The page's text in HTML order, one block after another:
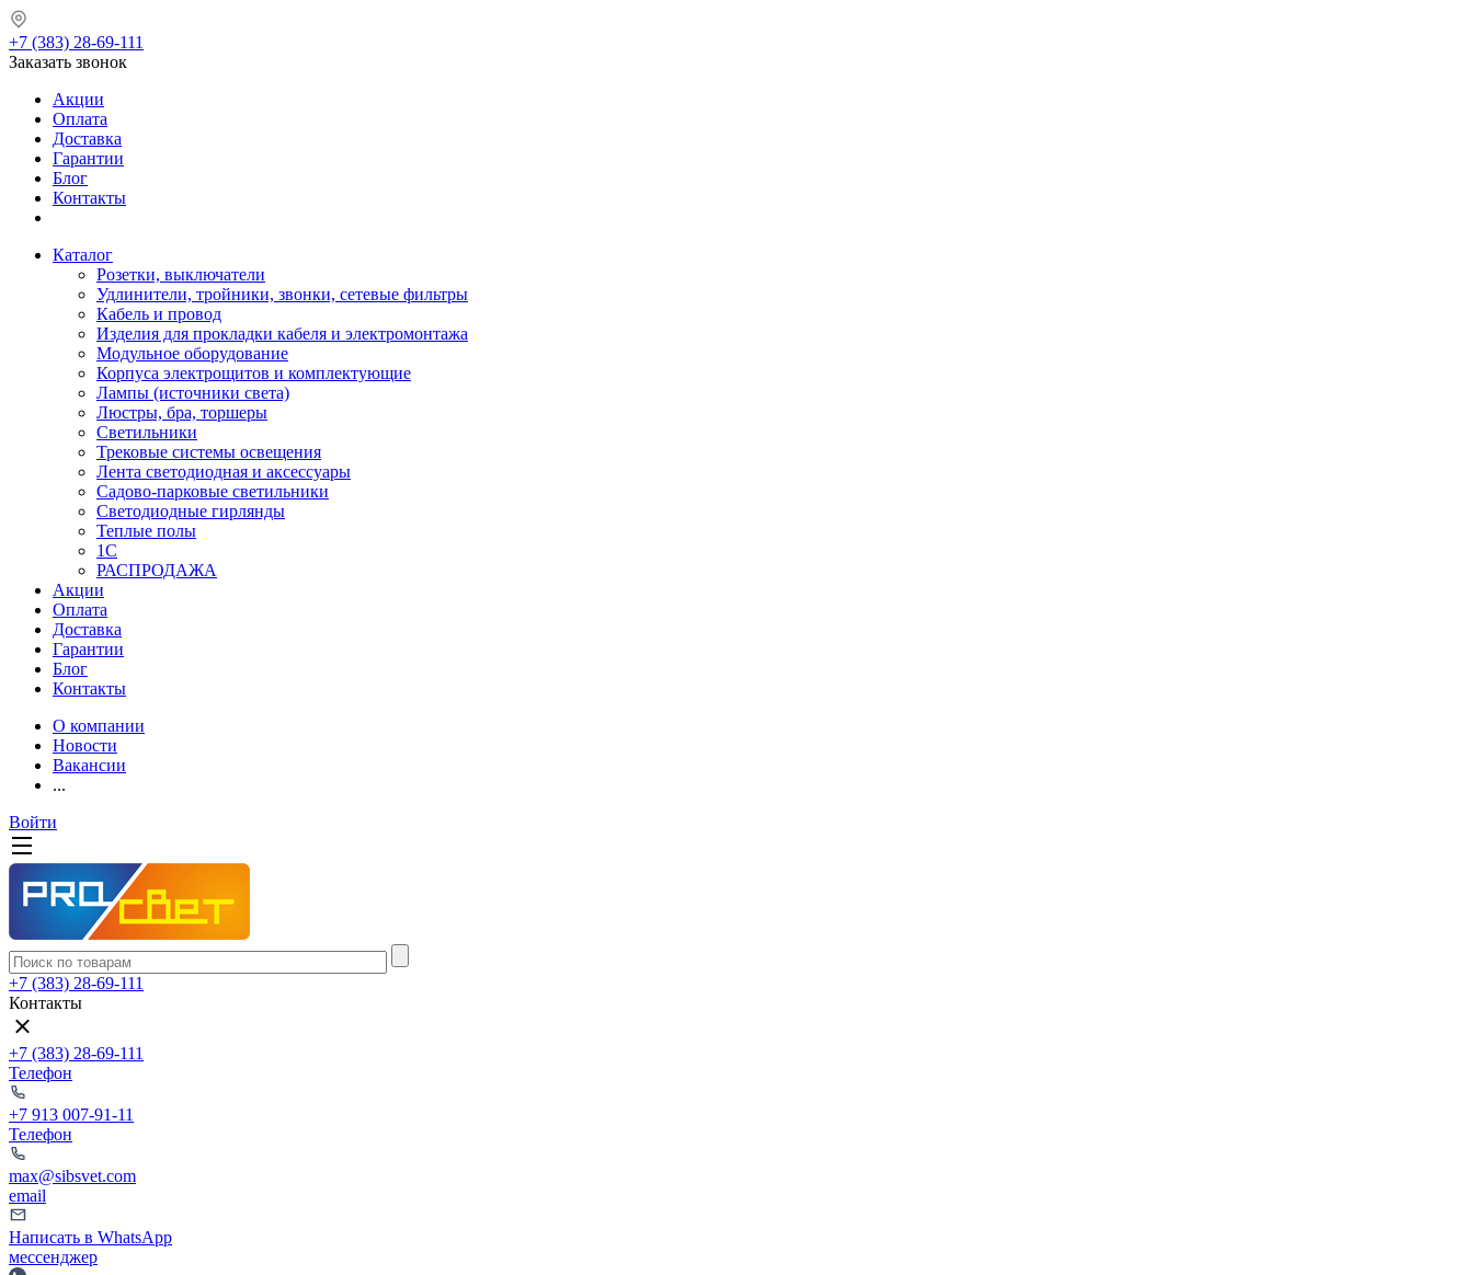
+7 (383) 28-69-111
Заказать звонок
Акции
Оплата
Доставка
Гарантии
Блог
Контакты
Каталог
Розетки, выключатели
Удлинители, тройники, звонки, сетевые фильтры
Кабель и провод
Изделия для прокладки кабеля и электромонтажа
Модульное оборудование
Корпуса электрощитов и комплектующие
Лампы (источники света)
Люстры, бра, торшеры
Светильники
Трековые системы освещения
Лента светодиодная и аксессуары
Садово-парковые светильники
Светодиодные гирлянды
Теплые полы
1С
РАСПРОДАЖА
Акции
Оплата
Доставка
Гарантии
Блог
Контакты
О компании
Новости
Вакансии
...
Войти
+7 (383) 28-69-111
Контакты
+7 (383) 28-69-111
Телефон
+7 913 007-91-11
Телефон
max@sibsvet.com
email
Написать в WhatsApp
мессенджер